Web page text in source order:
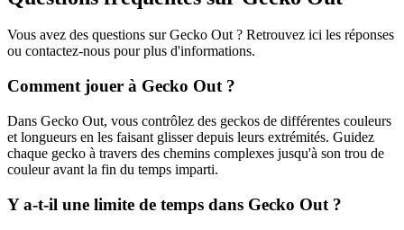
Vous avez des questions sur Gecko Out ? Retrouvez ici les réponses
ou contactez-nous pour plus d'informations.
Comment jouer à Gecko Out ?
Dans Gecko Out, vous contrôlez des geckos de différentes couleurs
et longueurs en les faisant glisser depuis leurs extrémités. Guidez
chaque gecko à travers des chemins complexes jusqu'à son trou de
couleur avant la fin du temps imparti.
Y a-t-il une limite de temps dans Gecko Out ?